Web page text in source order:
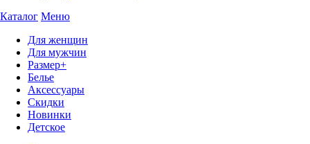
Каталог Меню
Для женщин
Для мужчин
Размер+
Белье
Аксессуары
Скидки
Новинки
Детское